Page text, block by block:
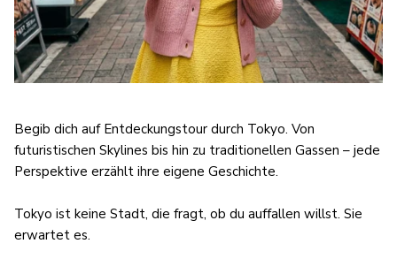
Begib dich auf Entdeckungstour durch Tokyo. Von
futuristischen Skylines bis hin zu traditionellen Gassen – jede
Perspektive erzählt ihre eigene Geschichte.
Tokyo ist keine Stadt, die fragt, ob du auffallen willst. Sie
erwartet es.